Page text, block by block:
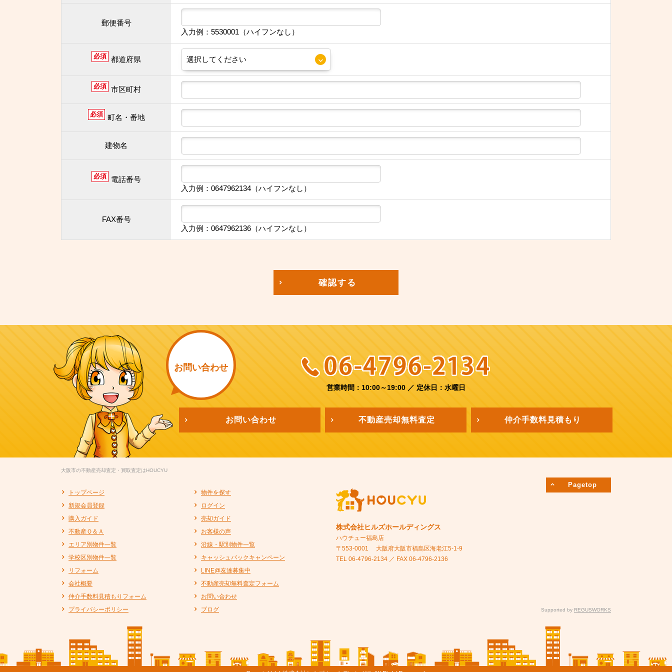
郵便番号
入力例：5530001（ハイフンなし）
必須 都道府県
必須 市区町村
必須 町名・番地
建物名
必須
電話番号
入力例：0647962134（ハイフンなし）
FAX番号
入力例：0647962136（ハイフンなし）
確認する
お問い合わせ
営業時間：10:00～19:00 ／ 定休日：水曜日
お問い合わせ 不動産売却無料査定 仲介手数料見積もり
Pagetop
大阪市の不動産売却査定・買取査定はHOUCYU
トップページ
物件を探す
新規会員登録
ログイン
購入ガイド
売却ガイド
不動産Ｑ＆Ａ
お客様の声
エリア別物件一覧
沿線・駅別物件一覧
学校区別物件一覧
キャッシュバックキャンペーン
リフォーム
LINE@友達募集中
会社概要
不動産売却無料査定フォーム
仲介手数料見積もりフォーム
お問い合わせ
プライバシーポリシー
ブログ
株式会社ヒルズホールディングス
ハウチュー福島店
〒553-0001
大阪府大阪市福島区海老江5-1-9
TEL 06-4796-2134 ／ FAX 06-4796-2136
Supported by REGUSWORKS